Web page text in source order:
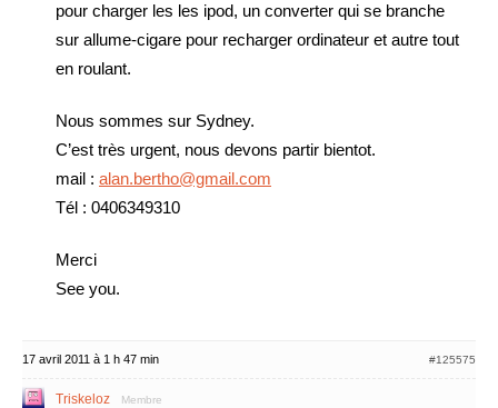
pour charger les les ipod, un converter qui se branche
sur allume-cigare pour recharger ordinateur et autre tout
en roulant.
Nous sommes sur Sydney.
C’est très urgent, nous devons partir bientot.
mail : alan.bertho@gmail.com
Tél : 0406349310
Merci
See you.
17 avril 2011 à 1 h 47 min #125575
Triskeloz Membre